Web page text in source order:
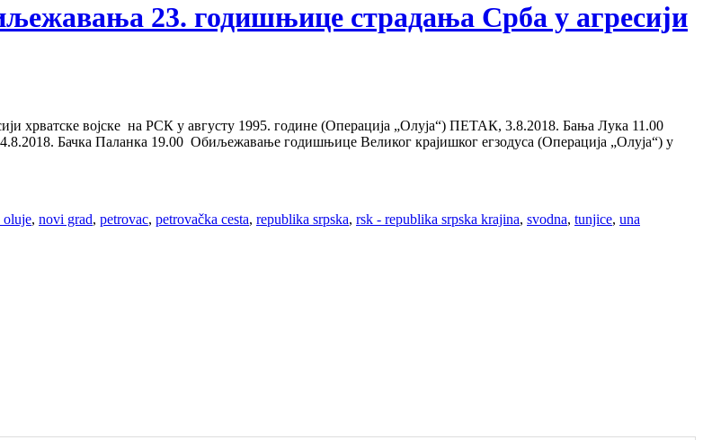
23. годишњице страдања Срба у агресији
војске на РСК у августу 1995. године (Операција „Олуја“) ПЕТАК, 3.8.2018. Бања Лука 11.00
Бачка Паланка 19.00 Обиљежавање годишњице Великог крајишког егзодуса (Операција „Олуја“) у
oluje, novi grad, petrovac, petrovačka cesta, republika srpska, rsk - republika srpska krajina, svodna, tunjice, una